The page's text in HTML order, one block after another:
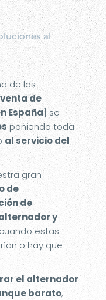
al
de las
de
España] se
poniendo toda
al servicio del
gran
de
de
y
estas
o hay que
el alternador
barato;